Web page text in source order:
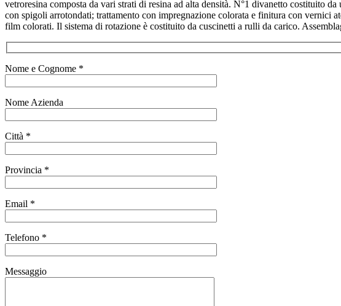
vetroresina composta da vari strati di resina ad alta densità. N°1 divanetto costituito
con spigoli arrotondati; trattamento con impregnazione colorata e finitura con vernici
film colorati. Il sistema di rotazione è costituito da cuscinetti a rulli da carico.
Nome e Cognome *
Nome Azienda
Città *
Provincia *
Email *
Telefono *
Messaggio